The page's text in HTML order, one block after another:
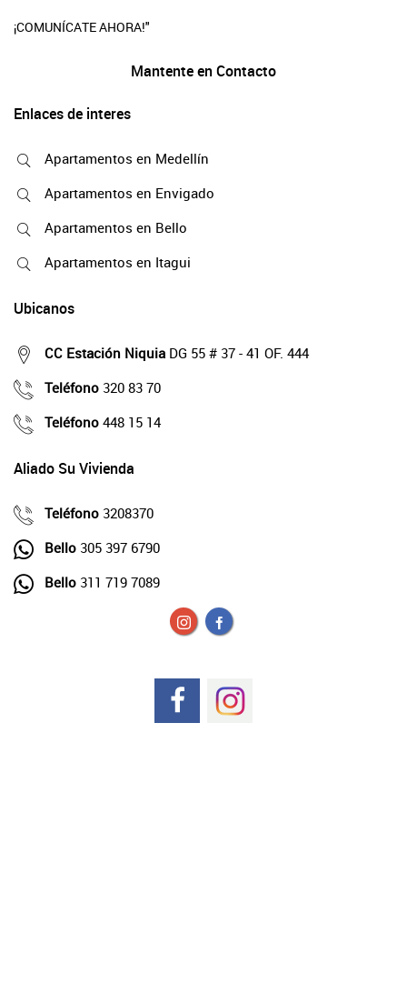
¡COMUNÍCATE AHORA!"
Mantente en Contacto
Enlaces de interes
Apartamentos en Medellín
Apartamentos en Envigado
Apartamentos en Bello
Apartamentos en Itagui
Ubicanos
CC Estación Niquia DG 55 # 37 - 41 OF. 444
Teléfono 320 83 70
Teléfono 448 15 14
Aliado Su Vivienda
Teléfono 3208370
Bello 305 397 6790
Bello 311 719 7089